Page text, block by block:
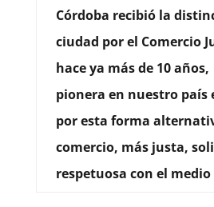
Córdoba recibió la
ciudad por el Comercio
hace ya más de 10
pionera en nuestro país
por esta forma
comercio, más justa,
respetuosa con el